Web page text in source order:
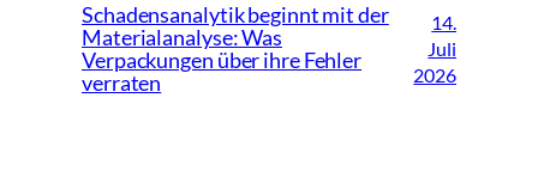
Schadensanalytik beginnt mit der
Materialanalyse: Was
Verpackungen über ihre Fehler
verraten
14.
Juli
2026